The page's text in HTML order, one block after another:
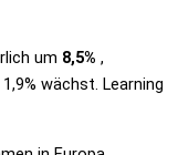
um 8,5% ,
wächst. Learning